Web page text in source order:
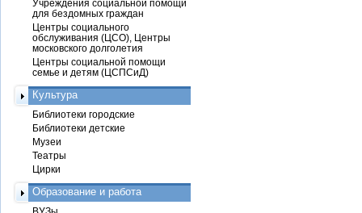
Учреждения социальной помощи
для бездомных граждан
Центры социального
обслуживания (ЦСО), Центры
московского долголетия
Центры социальной помощи
семье и детям (ЦСПСиД)
Культура
Библиотеки городские
Библиотеки детские
Музеи
Театры
Цирки
Образование и работа